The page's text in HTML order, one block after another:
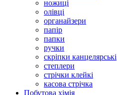
ножиці
олівці
органайзери
папір
папки
ручки
скріпки канцелярські
степлери
стрічки клейкі
касова стрічка
Побутова хімія